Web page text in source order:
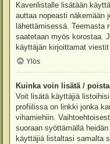
Kaverilistalle lisätään
auttaa nopeasti näkemään
lähettämisessä. Teemasta
saatetaan myös korostaa.
käyttäjän kirjoittamat
Ylös
Kuinka voin lisätä /
Voit lisätä käyttäjiä
profiilissa on linkki jonka
vihamiehiin.
suoraan syöttämällä
käyttäjiä listaltasi samalta